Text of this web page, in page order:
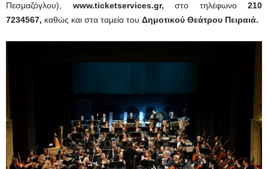
Πεσμαζόγλου), www.ticketservices.gr, στο τηλέφωνο 210
7234567, καθώς και στα ταμεία του Δημοτικού Θεάτρου Πειραιά.